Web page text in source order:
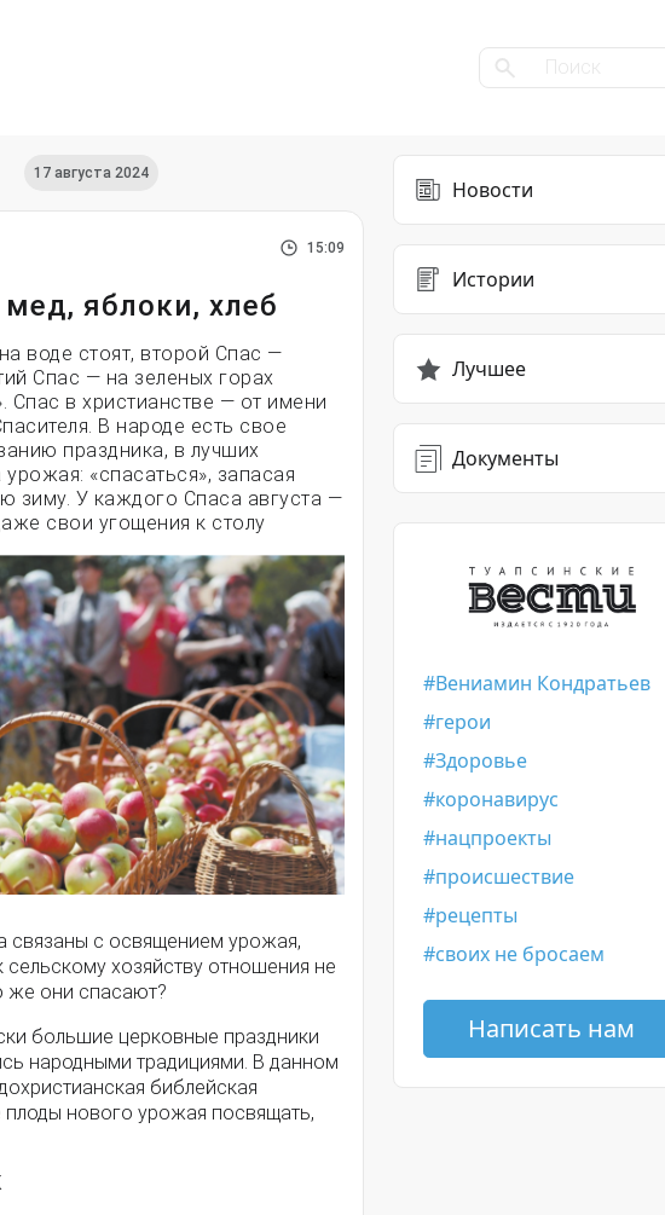
17 августа 2024
15:09
яблоки, хлеб
воде стоят, второй Спас —
Спас — на зеленых горах
Спас в христианстве — от имени
В народе есть свое
праздника, в лучших
«спасаться», запасая
зиму. У каждого Спаса августа —
свои угощения к столу
связаны с освящением урожая,
сельскому хозяйству отношения не
же они спасают?
большие церковные праздники
народными традициями. В данном
библейская
нового урожая посвящать,
Новости
Истории
Лучшее
Документы
Вениамин Кондратьев
герои
Здоровье
коронавирус
нацпроекты
происшествие
рецепты
своих не бросаем
Написать нам